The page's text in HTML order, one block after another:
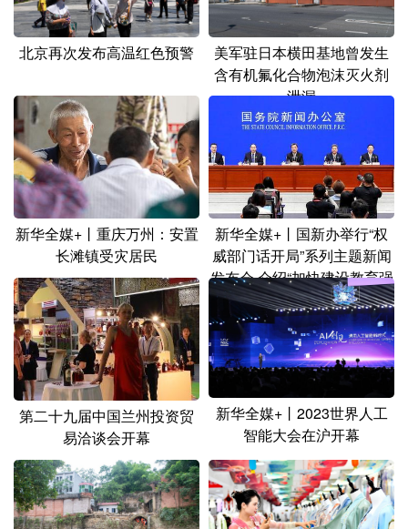
Русский язык 日本語 한국어
Deutsch Português
北京再次发布高温红色预警
美军驻日本横田基地曾发生
含有机氟化合物泡沫灭火剂
泄漏
新华全媒+丨重庆万州：安置
长滩镇受灾居民
新华全媒+丨国新办举行“权
威部门话开局”系列主题新闻
发布会 介绍“加快建设教育强
国 办好人民满意的教育”有关
情况
第二十九届中国兰州投资贸
易洽谈会开幕
新华全媒+丨2023世界人工
智能大会在沪开幕